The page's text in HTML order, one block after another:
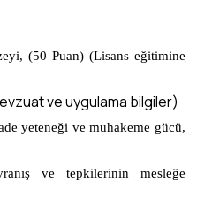
(50 Puan) (Lisans eğitimine
ve uygulama bilgiler)
yeteneği ve muhakeme gücü,
ve tepkilerinin mesleğe